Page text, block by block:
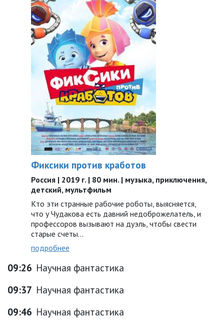
Фиксики против кработов
Россия | 2019 г. | 80 мин. | музыка, приключения,
детский, мультфильм
Кто эти странные рабочие роботы, выясняется,
что у Чудакова есть давний недоброжелатель, и
профессоров вызывают на дуэль, чтобы свести
старые счеты...
подробнее
09:26 Научная фантастика
09:37 Научная фантастика
09:46 Научная фантастика